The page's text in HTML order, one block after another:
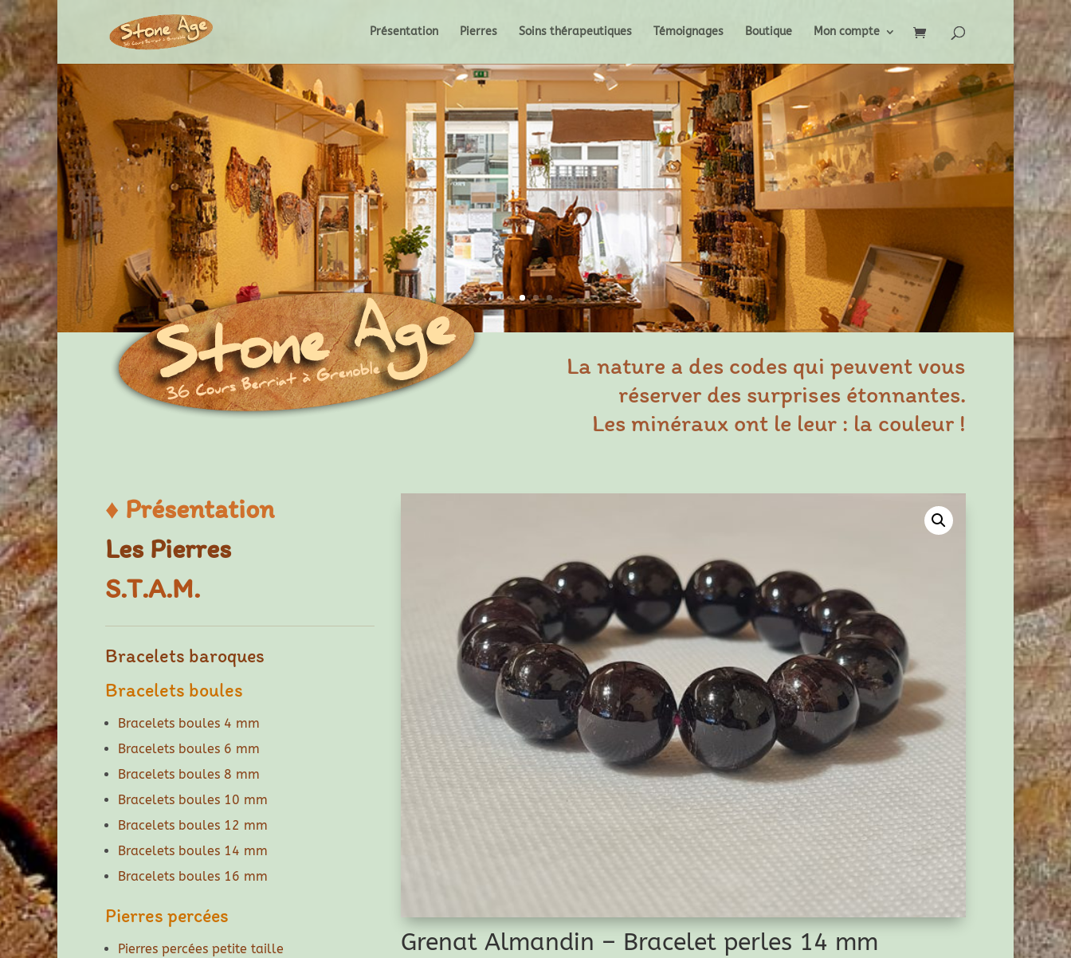
Présentation Pierres Soins thérapeutiques Témoignages Boutique Mon compte
La nature a des codes qui peuvent vous
réserver des surprises étonnantes.
Les minéraux ont le leur : la couleur !
♦ Présentation
Les Pierres
S.T.A.M.
Bracelets baroques
Bracelets boules
Bracelets boules 4 mm
Bracelets boules 6 mm
Bracelets boules 8 mm
Bracelets boules 10 mm
Bracelets boules 12 mm
Bracelets boules 14 mm
Bracelets boules 16 mm
Pierres percées
Pierres percées petite taille
Grenat Almandin – Bracelet perles 14 mm